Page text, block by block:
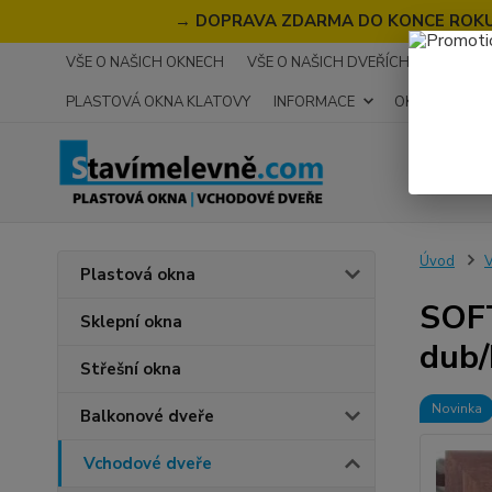
→ DOPRAVA ZDARMA DO KONCE
VŠE O NAŠICH OKNECH VŠE O NAŠICH DVEŘÍCH
PLASTOVÁ OKNA KLATOVY
INFORMACE OKNA NA
Plastová okna
Sklepní okna
Střešní okna
Balkonové dveře
Vchodové dveře
Úvod
Novinka